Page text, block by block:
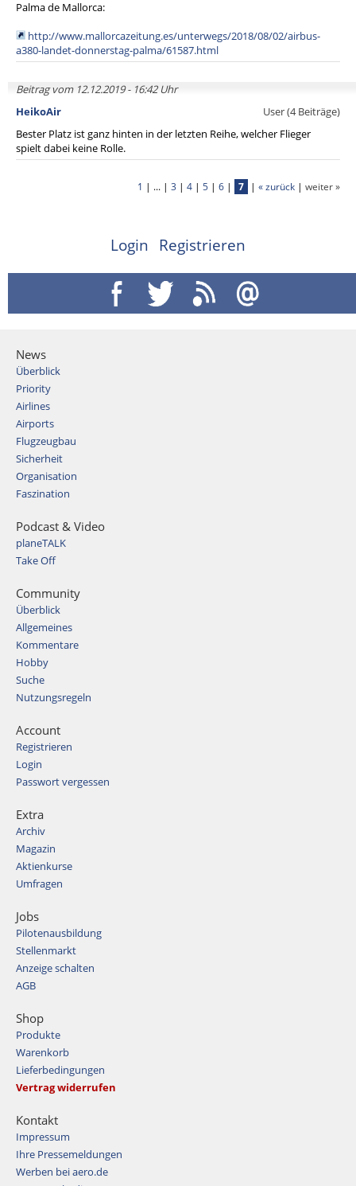
Palma de Mallorca:
http://www.mallorcazeitung.es/unterwegs/2018/08/02/airbus-
a380-landet-donnerstag-palma/61587.html
Beitrag vom 12.12.2019 - 16:42 Uhr
HeikoAir
User (4 Beiträge)
Bester Platz ist ganz hinten in der letzten Reihe, welcher Flieger
spielt dabei keine Rolle.
1 | ... | 3 | 4 | 5 | 6 | 7 | « zurück | weiter »
Login Registrieren
News
Überblick
Priority
Airlines
Airports
Flugzeugbau
Sicherheit
Organisation
Faszination
Podcast & Video
planeTALK
Take Off
Community
Überblick
Allgemeines
Kommentare
Hobby
Suche
Nutzungsregeln
Account
Registrieren
Login
Passwort vergessen
Extra
Archiv
Magazin
Aktienkurse
Umfragen
Jobs
Pilotenausbildung
Stellenmarkt
Anzeige schalten
AGB
Shop
Produkte
Warenkorb
Lieferbedingungen
Vertrag widerrufen
Kontakt
Impressum
Ihre Pressemeldungen
Werben bei aero.de